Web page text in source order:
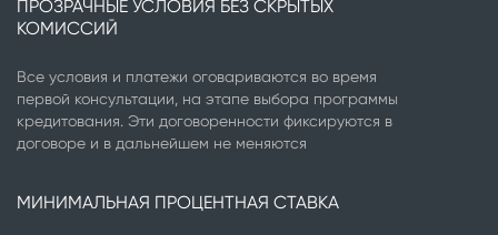
ПРОЗРАЧНЫЕ УСЛОВИЯ БЕЗ СКРЫТЫХ
КОМИССИЙ
Все условия и платежи оговариваются во время
первой консультации, на этапе выбора программы
кредитования. Эти договоренности фиксируются в
договоре и в дальнейшем не меняются
МИНИМАЛЬНАЯ ПРОЦЕНТНАЯ СТАВКА